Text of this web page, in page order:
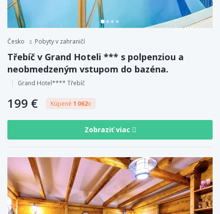
Česko Pobyty v zahraničí
Třebíč v Grand Hoteli *** s polpenziou a
neobmedzeným vstupom do bazéna.
Grand Hotel**** Třebíč
199 € Kúpené 1 062x
Zobraziť viac